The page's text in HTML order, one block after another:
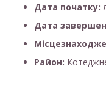
Дата початку:
Дата
Район: